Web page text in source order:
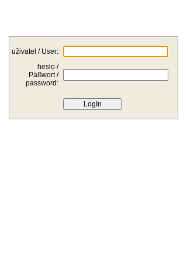
uživatel / User:
heslo /
Paßwort /
password: